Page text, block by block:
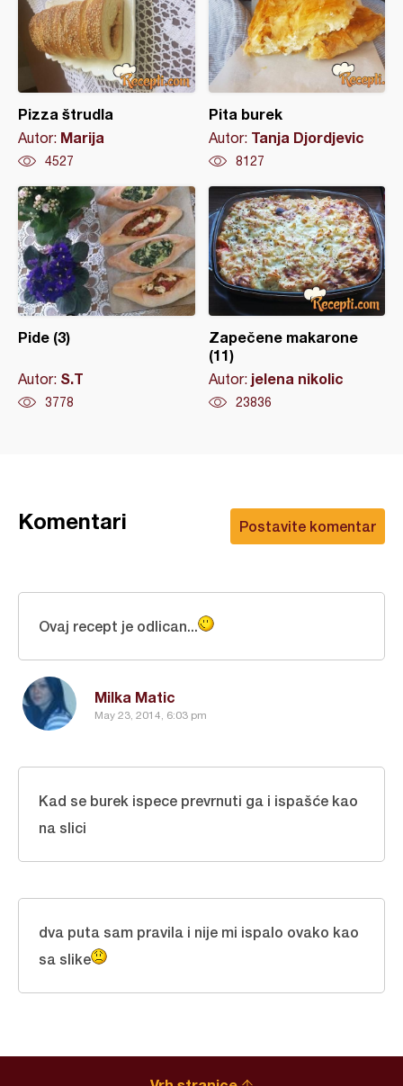
Pizza štrudla
Autor: Marija
4527
Pita burek
Autor: Tanja Djordjevic
8127
Pide (3)
Autor: S.T
3778
Zapečene makarone
(11)
Autor: jelena nikolic
23836
Postavite komentar
Komentari
Milka Matic
May 23, 2014, 6:03 pm
Ovaj recept je odlican...
Kad se burek ispece prevrnuti ga i ispašće kao
na slici
dva puta sam pravila i nije mi ispalo ovako kao
sa slike